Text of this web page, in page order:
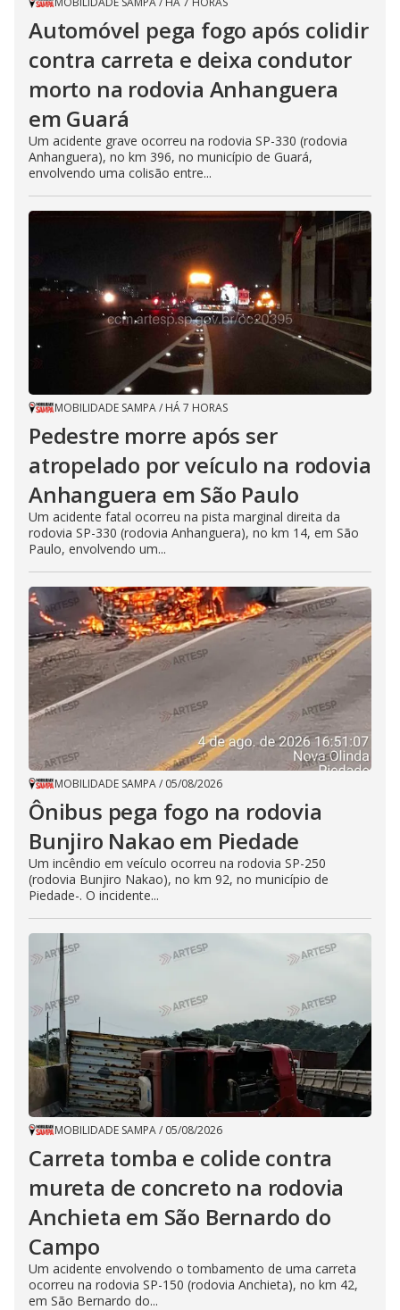
Automóvel pega fogo após colidir
contra carreta e deixa condutor
morto na rodovia Anhanguera
em Guará
Um acidente grave ocorreu na rodovia SP-330 (rodovia
Anhanguera), no km 396, no município de Guará,
envolvendo uma colisão entre...
MOBILIDADE SAMPA/ HÁ 7 HORAS
Pedestre morre após ser
atropelado por veículo na rodovia
Anhanguera em São Paulo
Um acidente fatal ocorreu na pista marginal direita da
rodovia SP-330 (rodovia Anhanguera), no km 14, em São
Paulo, envolvendo um...
MOBILIDADE SAMPA/ 05/08/2026
Ônibus pega fogo na rodovia
Bunjiro Nakao em Piedade
Um incêndio em veículo ocorreu na rodovia SP-250
(rodovia Bunjiro Nakao), no km 92, no município de
Piedade-. O incidente...
MOBILIDADE SAMPA/ 05/08/2026
Carreta tomba e colide contra
mureta de concreto na rodovia
Anchieta em São Bernardo do
Campo
Um acidente envolvendo o tombamento de uma carreta
ocorreu na rodovia SP-150 (rodovia Anchieta), no km 42,
em São Bernardo do...